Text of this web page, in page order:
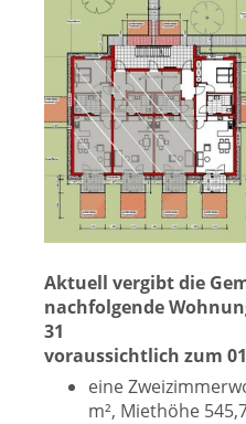
Aktuell vergibt die
nachfolgende
31
voraussichtlich zum
eine
m², Miethöhe